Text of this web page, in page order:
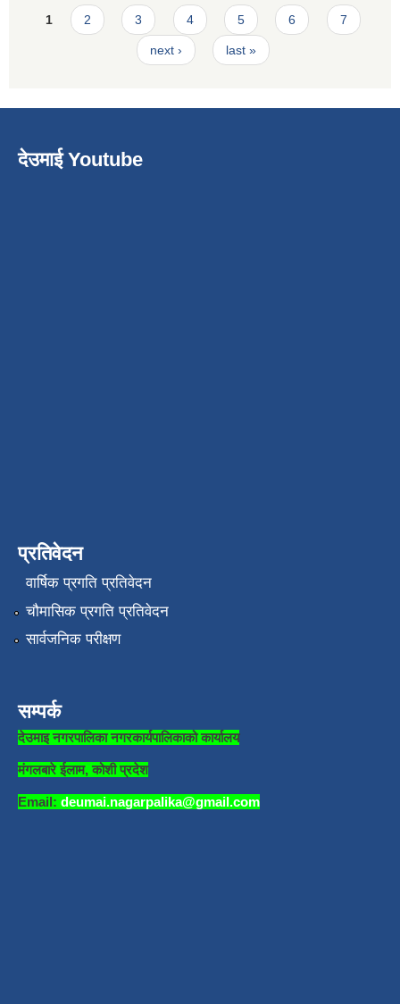
Pages
1 2 3 4 5 6 7
next › last »
देउमाई Youtube
प्रतिवेदन
वार्षिक प्रगति प्रतिवेदन
चौमासिक प्रगति प्रतिवेदन
सार्वजनिक परीक्षण
सम्पर्क
देउमाइ नगरपालिका नगरकार्यपालिकाको कार्यालय
मंगलबारे ईलाम, कोशी प्रदेश
Email: deumai.nagarpalika@gmail.com